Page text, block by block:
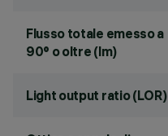
Flusso totale emesso a
90° o oltre (lm)
Light output ratio (LOR)